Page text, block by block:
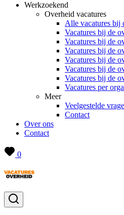
Werkzoekend
Overheid vacatures
Alle vacatures bij
Vacatures bij de
Vacatures bij de
Vacatures bij de
Vacatures bij de
Vacatures bij de
Vacatures bij de
Vacatures per
Meer
Veelgestelde
Contact
Over ons
Contact
0